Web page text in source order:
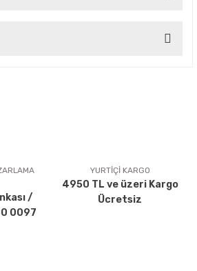
eksik bilgiler bulunuyor.
bulunuyor.
daha pahalı.
alternatifler olmalı.
/
0097
YURTİÇİ KARGO
4950 TL ve üzeri Kargo
Ücretsiz